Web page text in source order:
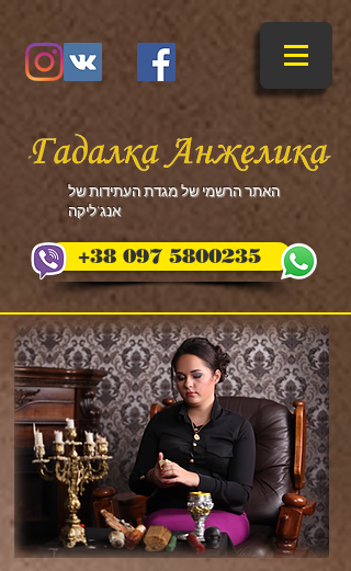
+38 097 5800235
​האתר הרשמי של מגדת העתידות של
אנג'ליקה